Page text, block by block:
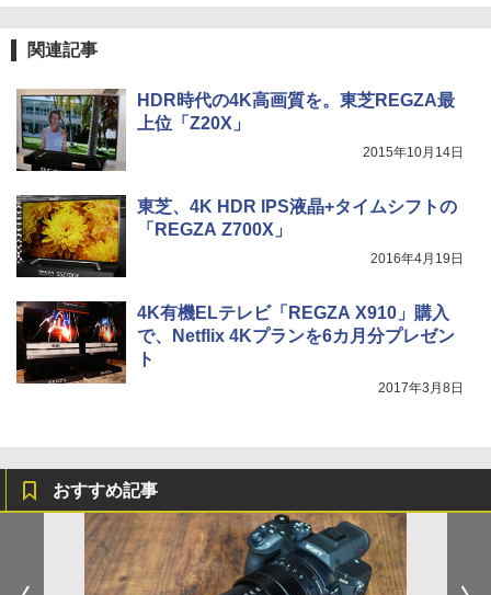
関連記事
HDR時代の4K高画質を。東芝REGZA最
上位「Z20X」
2015年10月14日
東芝、4K HDR IPS液晶+タイムシフトの
「REGZA Z700X」
2016年4月19日
4K有機ELテレビ「REGZA X910」購入
で、Netflix 4Kプランを6カ月分プレゼン
ト
2017年3月8日
おすすめ記事